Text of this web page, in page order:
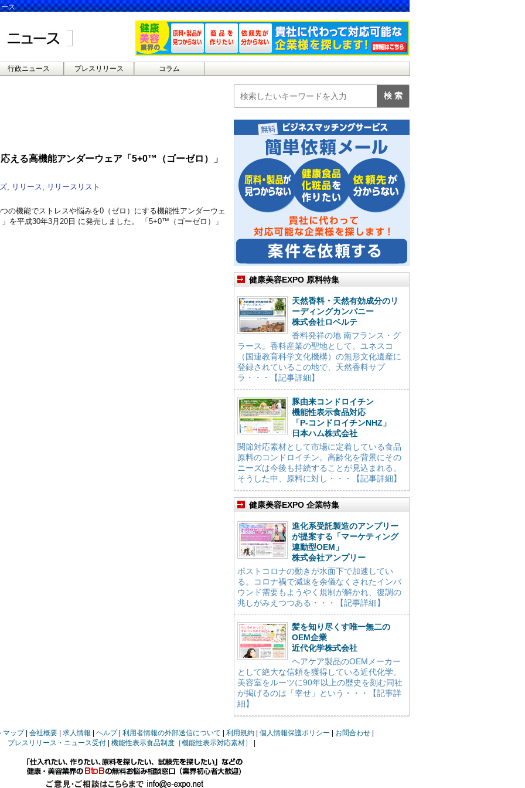
ス
行政ニュース プレスリリース コラム
える高機能アンダーウェア「5+0™（ゴーゼロ）」
リリース
リリースリスト
の機能でストレスや悩みを0（ゼロ）にする機能性アンダーウェ
を平成30年3月20日 に発売しました。 「5+0™（ゴーゼロ）」
健康美容EXPO 原料特集
天然香料・天然有効成分のリ
ーディングカンパニー
株式会社ロベルテ
香料発祥の地 南フランス・グ
ラース。香料産業の聖地として、ユネスコ
（国連教育科学文化機構）の無形文化遺産に
登録されているこの地で、天然香料サプ
ラ・・・【記事詳細】
豚由来コンドロイチン
機能性表示食品対応
「P-コンドロイチンNHZ」
日本ハム株式会社
関節対応素材として市場に定着している食品
原料のコンドロイチン。高齢化を背景にその
ニーズは今後も持続することが見込まれる。
そうした中、原料に対し・・・【記事詳細】
健康美容EXPO 企業特集
進化系受託製造のアンプリー
が提案する「マーケティング
連動型OEM」
株式会社アンプリー
ポストコロナの動きが水面下で加速してい
る。コロナ禍で減速を余儀なくされたインバ
ウンド需要もようやく規制が解かれ、復調の
兆しがみえつつある・・・【記事詳細】
髪を知り尽くす唯一無二の
OEM企業
近代化学株式会社
ヘアケア製品のOEMメーカー
として絶大な信頼を獲得している近代化学。
美容室をルーツに90年以上の歴史を刻む同社
が掲げるのは「幸せ」という・・・【記事詳
細】
マップ 会社概要 求人情報 ヘルプ 利用者情報の外部送信について 利用規約 個人情報保護ポリシー
お問合わせ
プレスリリース・ニュース受付
機能性表示食品制度［機能性表示対応素材］